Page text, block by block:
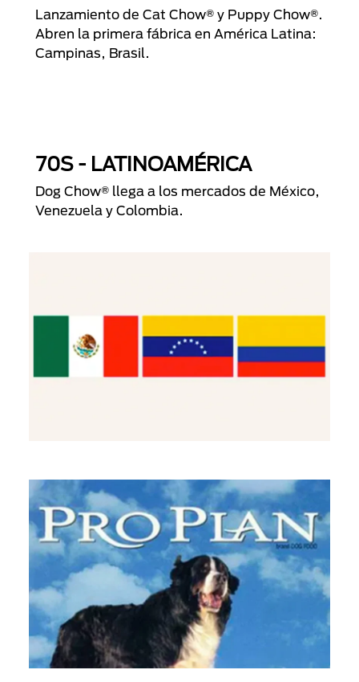
Lanzamiento de Cat Chow® y Puppy Chow®.
Abren la primera fábrica en América Latina:
Campinas, Brasil.
70S - LATINOAMÉRICA
Dog Chow® llega a los mercados de México,
Venezuela y Colombia.